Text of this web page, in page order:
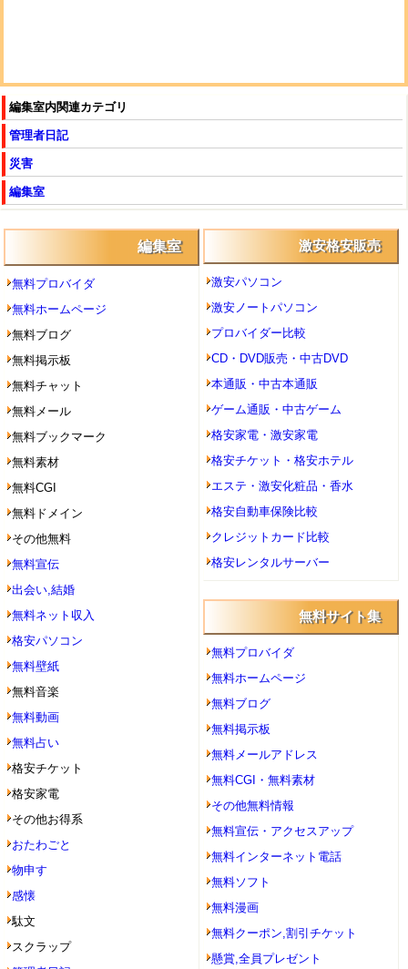
編集室内関連カテゴリ
管理者日記
災害
編集室
編集室
無料プロバイダ
無料ホームページ
無料ブログ
無料掲示板
無料チャット
無料メール
無料ブックマーク
無料素材
無料CGI
無料ドメイン
その他無料
無料宣伝
出会い,結婚
無料ネット収入
格安パソコン
無料壁紙
無料音楽
無料動画
無料占い
格安チケット
格安家電
その他お得系
おたわごと
物申す
感懐
駄文
スクラップ
激安格安販売
激安パソコン
激安ノートパソコン
プロバイダー比較
CD・DVD販売・中古DVD
本通販・中古本通販
ゲーム通販・中古ゲーム
格安家電・激安家電
格安チケット・格安ホテル
エステ・激安化粧品・香水
格安自動車保険比較
クレジットカード比較
格安レンタルサーバー
無料サイト集
無料プロバイダ
無料ホームページ
無料ブログ
無料掲示板
無料メールアドレス
無料CGI・無料素材
その他無料情報
無料宣伝・アクセスアップ
無料インターネット電話
無料ソフト
無料漫画
無料クーポン,割引チケット
懸賞,全員プレゼント